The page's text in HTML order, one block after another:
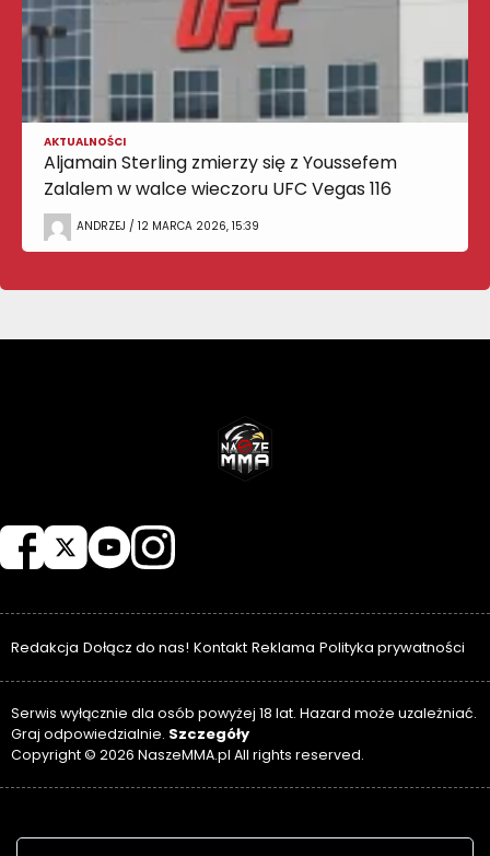
AKTUALNOŚCI
Aljamain Sterling zmierzy się z Youssefem
Zalalem w walce wieczoru UFC Vegas 116
ANDRZEJ / 12 MARCA 2026, 15:39
Redakcja Dołącz do nas! Kontakt Reklama Polityka prywatności
Serwis wyłącznie dla osób powyżej 18 lat. Hazard może uzależniać.
Graj odpowiedzialnie. Szczegóły
Copyright © 2026 NaszeMMA.pl All rights reserved.